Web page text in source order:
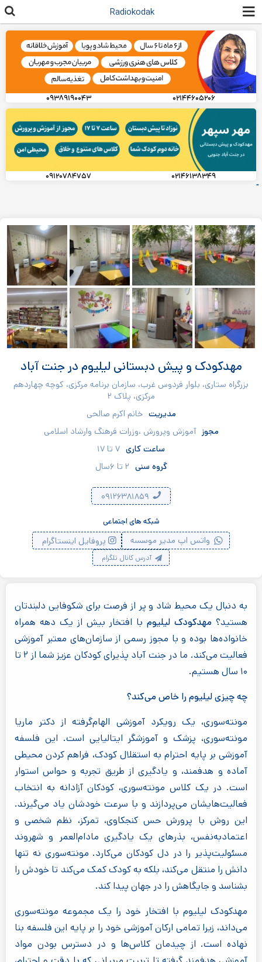
محتوای
اصلی
Radiokodak
۰۲۱۴۴۶۰۵۲۰۶ ۰۹۳۸۹۱۹۰۰۴۳
۰۲۱۴۶۱۳۸۳۴۹ ۰۹۱۲۰۷۸۴۷۵۷
مهدکودک و پیش دبستانی لیلیوم در جنت آباد
بزرگراه ستاری، بلوار فردوس غرب، سازمان برنامه مرکزی، کوچه چهاردهم
مرکزی، پلاک ۲
مدیریت خانم اکرم صالحی
مجوز آموزش وپرورش ،وزرات فرهنگ وارشاد اسلامی
ساعت کاری ۷ تا ۱۷
گروه سنی ۲ تا ۶سال
شبکه های اجتماعی
واتس اپ مدیر موسسه پروفایل اینستاگرام
آدرس کانال تلگرام
به دنبال یک محیط شاد و پر از فرصت برای شکوفایی دلبندتان
هستید؟ مهدکودک لیلیومبا افتخار بیش از یک دهه همراه
خانواده‌ها بوده و با مجوز رسمی از سازمان‌های معتبر آموزشی
فعالیت می‌کند. ما در جنت آباد پذیرای کودکان عزیز شما از ۲ تا
۱۰ سال هستیم.
چه چیزی لیلیوم را خاص می‌کند؟
مونته‌سوری، یک رویکرد آموزشی الهام‌گرفته از دکتر ماریا
مونته‌سوری، پزشک و آموزشگر ایتالیایی است. این فلسفه
آموزشی بر پایه احترام به استقلال کودک، فراهم کردن محیطی
آماده و هدفمند، و یادگیری از طریق تجربه و حواس استوار
است. در یک کلاس مونته‌سوری، کودکان آزادانه به انتخاب
فعالیت‌هایشان می‌پردازند و با سرعت خودشان یاد می‌گیرند.
این روش با پرورش حس کنجکاوی، تمرکز، نظم شخصی و
اعتمادبه‌نفس، بذرهای یک یادگیری مادام‌العمر و شهروند
مسئولیت‌پذیر را در دل کودکان می‌کارد. مونته‌سوری نه تنها
دانش را منتقل می‌کند، بلکه به کودک کمک می‌کند تا خودش را
بشناسد و جایگاهش را در جهان پیدا کند.
مهدکودک لیلیوم با افتخار خود را یک مجموعه مونته‌سوری
می‌داند، زیرا تمامی ارکان آموزشی خود را بر پایه این فلسفه بنا
نهاده است. از چیدمان کلاس‌ها و در دسترس بودن مواد